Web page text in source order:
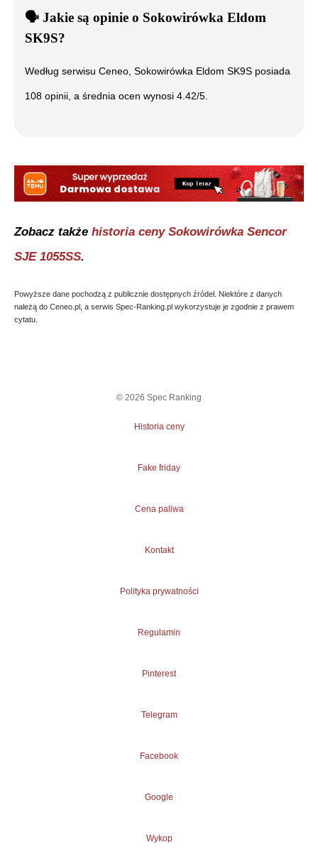
🗣️ ️ Jakie są opinie o Sokowirówka Eldom
SK9S?
Według serwisu Ceneo, Sokowirówka Eldom SK9S posiada
108 opinii, a średnia ocen wynosi 4.42/5.
Zobacz także historia ceny Sokowirówka Sencor
SJE 1055SS.
Powyższe dane pochodzą z publicznie dostępnych źródeł. Niektóre z danych
należą do Ceneo.pl, a serwis Spec-Ranking.pl wykorzystuje je zgodnie z prawem
cytatu.
© 2026 Spec Ranking
Historia ceny
Fake friday
Cena paliwa
Kontakt
Polityka prywatności
Regulamin
Pinterest
Telegram
Facebook
Google
Wykop